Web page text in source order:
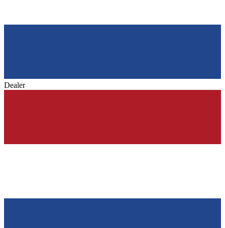
Dealer